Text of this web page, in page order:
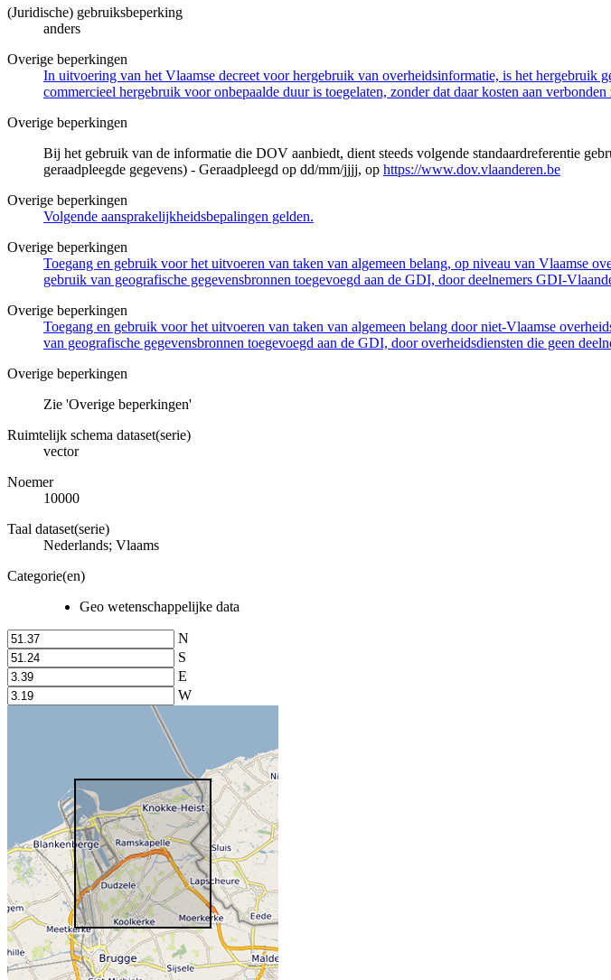
(Juridische) gebruiksbeperking
anders
Overige beperkingen
In uitvoering van het Vlaamse decreet voor hergebruik van overheidsinformatie, is het
commercieel hergebruik voor onbepaalde duur is toegelaten, zonder dat daar kosten aan
Overige beperkingen
Bij het gebruik van de informatie die DOV aanbiedt, dient steeds volgende standaardreferentie
geraadpleegde gegevens) - Geraadpleegd op dd/mm/jjjj, op https://www.dov.vlaanderen.be
Overige beperkingen
Volgende aansprakelijkheidsbepalingen gelden.
Overige beperkingen
Toegang en gebruik voor het uitvoeren van taken van algemeen belang, op niveau van Vlaamse
gebruik van geografische gegevensbronnen toegevoegd aan de GDI, door deelnemers GDI-
Overige beperkingen
Toegang en gebruik voor het uitvoeren van taken van algemeen belang door niet-Vlaamse
van geografische gegevensbronnen toegevoegd aan de GDI, door overheidsdiensten die geen
Overige beperkingen
Zie 'Overige beperkingen'
Ruimtelijk schema dataset(serie)
vector
Noemer
10000
Taal dataset(serie)
Nederlands; Vlaams
Categorie(en)
Geo wetenschappelijke data
N
S
E
W